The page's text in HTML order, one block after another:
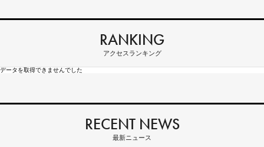
RANKING
アクセスランキング
データを取得できませんでした
RECENT NEWS
最新ニュース